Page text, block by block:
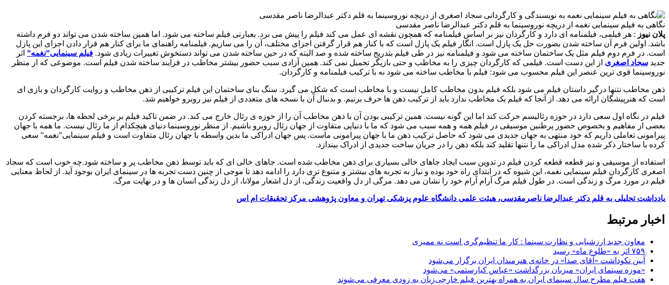
نگاهی به فیلم سینمایی نغمه از دریچه نوروسینما به قلم دکتر عبدالرضا ناصر مقدسی
پلان نیوز : هر فیلمی، فیلمنامه ای دارد و کارگردان نیز بر اساس فیلمنامه که همچون نقشه ای عمل می کند فیلم را پیش می برد. بعبارتی فیلم ساخته می شود. اما همین ساخته شدن می تواند دو فرم داشته
باشد. اولین فرم آن ساخته شدن بصورت حل یک پازل است. انگار فیلم یک پازل است که با کنار هم قرار گرفتن اجزای مختلف، آن را می سازیم. فیلمنامه راهنمای ما برای کنار هم قرار دادن اجزای این پازل
است. در فرم دوم فیلم مثل یک ساختمان ساخته می شود و فیلمنامه نیز در طی فیلم بتدریج ساخته شده و صد البته که در حین ساخته شدن می تواند دستخوش تغییرات زیادی شود. فیلم سینمایی”نغمه” اثر
جدید سجاد اصغری از این دست است. فیلمی که کارگردان چیزی را به مخاطب و حتی بازیگر تحمیل نمی کند. همین آزادی سبب حضور بیشتر مخاطب در فرایند ساخته شدن فیلم است. موضوعی که از منظر
نوروسینما قوی ترین عنصر این فیلم محسوب می شود: فیلم با مخاطب ساخته می شود نه با ترکیب فیلمنامه و کارگردان.
ذهن مخاطب نتنها درگیر داستان فیلم می شود بلکه فیلم بدون مخاطب کامل نیست و با مخاطب است که شکل می گیرد. سنگ بنای ساختمان این فیلم ترکیبی از ذهن مخاطب و روایت کارگردان و بازی ای
است که هنرپیشگان ارائه می دهد. از آنجا که فیلم یک مخاطب ندارد باید از ترکیب ذهن ها حرف بزنیم. و بدنبال آن با نسخه های متعددی از فیلم نیز روبرو خواهیم شد.
فیلم در نگاه اول سعی دارد در حوزه رئالیسم حرکت کند اما این گونه نیست. همین ترکیبی بودن آن با ذهن مخاطب آن را از حوزه ی رئال خارج می کند. در ضمن تاکید فیلم بر برخی لحظه ها، برجسته کردن
بعضی از مفاهیم و بخصوص حضور پرطنین موسیقی در فیلم همه و همه سبب می شود که ما با دنیایی متفاوت از جهان رئال روبرو باشیم. از منظر نوروسینما دنیای هیچکدام از ما رئال نیست. ما همه با جهان
پیرامونی تعاملی داریم که خود منتهی به جهان جدیدی می شود که حاصل ترکیب ذهن ما با جهان پیرامونی ماست. پس جهان ادراکی ما بدین واسطه با جهان رئال متفاوت است و فیلم سینمایی”نغمه” سعی
کرده با ساختار ذکر شده مدل ادراکی ما را نتنها تقلید کند بلکه ذهن را در جریان ساخت جدیدی از ادراک بیندازد.
استفاده از موسیقی و نیز قطعه قطعه کردن فیلم در تدوین سبب ایجاد جاهای خالی بسیاری برای ذهن مخاطب شده است. جاهای خالی ای که باید توسط ذهن مخاطب پر و ساخته شود.چه خوب است که سجاد
اصغری کارگردان فیلم سینمایی نغمه، این شیوه که در ابتدای راه خود بوده و نیاز به تجربه های بیشتر و متنوع تری دارد را ادامه دهد تا موجی از چنین دست تجربه ها در سینمای ایران بوجود آید. از لحاظ معنایی
فیلم در مورد مرگ و زندگی است. در طول فیلم مرگ آرام آرام خود را نشان می دهد. مرگی از دل واقعیت زندگی، از دل اشعار مولانا، از دل زندگی انسان ها و در نهایت مرگ.
یادداشت تحلیلی به قلم دکتر عبدالرضا ناصرمقدسی، هیئت علمی دانشگاه علوم پزشکی تهران و معاون پژوهشی مرکز تحقیقات ام اس
اخبار مرتبط
معاون جدید ارزشیابی و نظارت سینما : کار ما تنظیم‌گری است نه ممیزی
۷۵۹ اثر به «طلوع ماه» رسید
آیین نکوداشت «آقای صدا» در خانه‌ی هنرمندان ایران برگزار می‌شود
«موزه سینمای ایران» میزبان بزرگداشت «عباس کیارستمی» می‌شود
هفت فیلم مطرح سال سینمای ایران به همراه بهترین فیلم خارجی‌زبان به زودی معرفی می‌شوند